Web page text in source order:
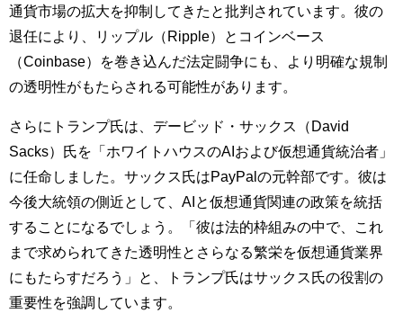
通貨市場の拡大を抑制してきたと批判されています。彼の
退任により、リップル（Ripple）とコインベース
（Coinbase）を巻き込んだ法定闘争にも、より明確な規制
の透明性がもたらされる可能性があります。
さらにトランプ氏は、デービッド・サックス（David
Sacks）氏を「ホワイトハウスのAIおよび仮想通貨統治者」
に任命しました。サックス氏はPayPalの元幹部です。彼は
今後大統領の側近として、AIと仮想通貨関連の政策を統括
することになるでしょう。「彼は法的枠組みの中で、これ
まで求められてきた透明性とさらなる繁栄を仮想通貨業界
にもたらすだろう」と、トランプ氏はサックス氏の役割の
重要性を強調しています。